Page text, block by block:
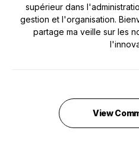
supérieur dans
gestion et l'organisation.
partage ma veille sur les
View